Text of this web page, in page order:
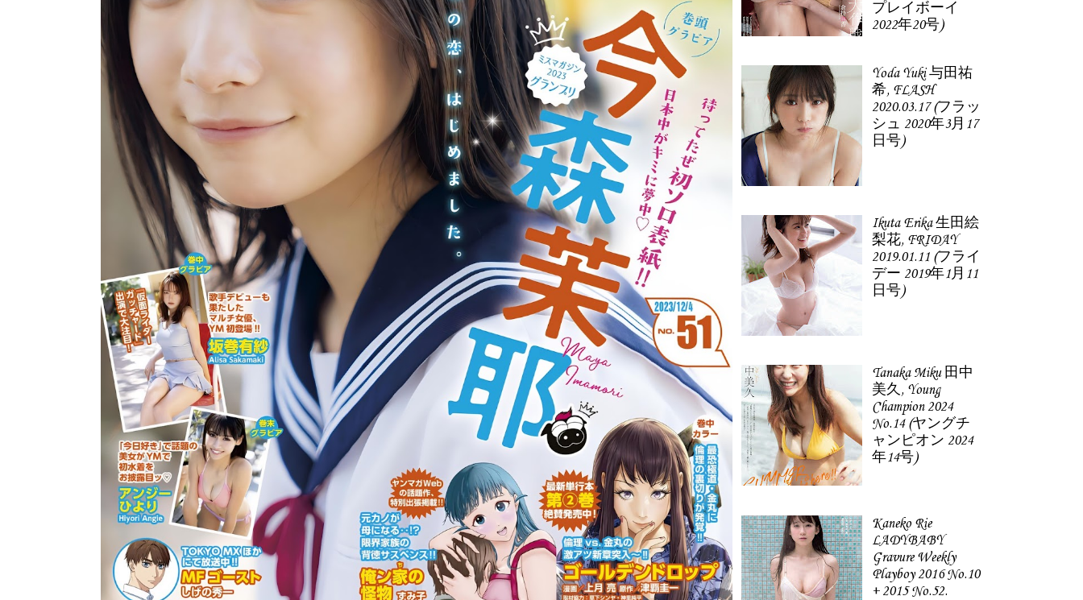
プレイボーイ
2022年20号)
Yoda Yuki 与田祐
希, FLASH
2020.03.17 (フラッ
シュ 2020年3月17
日号)
Ikuta Erika 生田絵
梨花, FRIDAY
2019.01.11 (フライ
デー 2019年1月11
日号)
Tanaka Miku 田中
美久, Young
Champion 2024
No.14 (ヤングチ
ャンピオン 2024
年14号)
Kaneko Rie
LADYBABY
Gravure Weekly
Playboy 2016 No.10
+ 2015 No.52.